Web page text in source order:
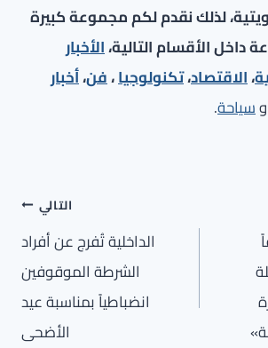
لذلك نقدم لكم مجموعة كبيرة
داخل الأقسام التالية،الأخبار
،الاقتصاد،تكنولوجيا،فن،أخبار
وسياحة.
التالي
الداخلية تُفرج عن أفراد
الشرطة الموقوفين
انضباطياً بمناسبة عيد
الأضحى